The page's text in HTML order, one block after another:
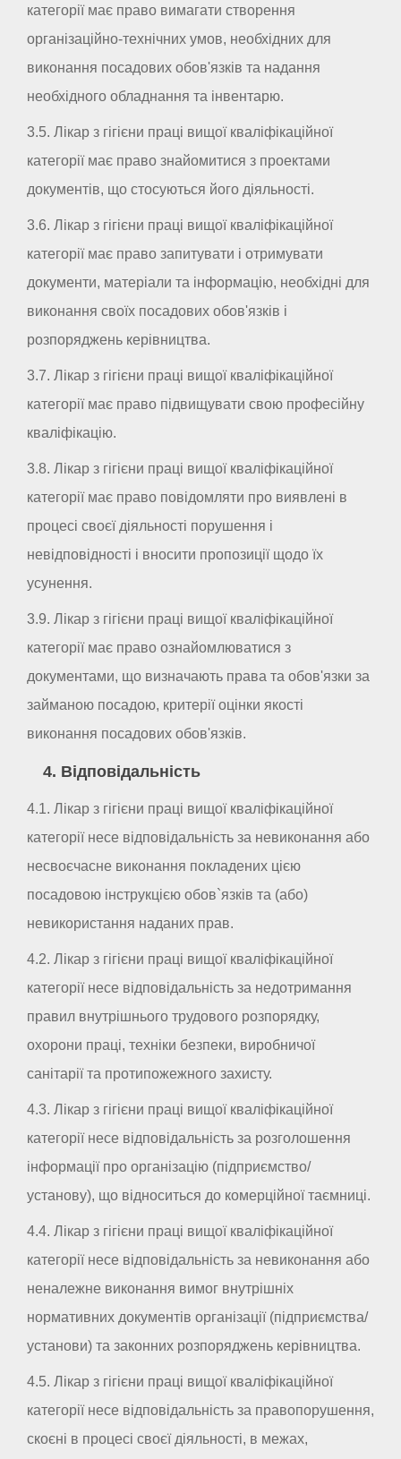
категорії має право вимагати створення
організаційно-технічних умов, необхідних для
виконання посадових обов'язків та надання
необхідного обладнання та інвентарю.
3.5. Лікар з гігієни праці вищої кваліфікаційної
категорії має право знайомитися з проектами
документів, що стосуються його діяльності.
3.6. Лікар з гігієни праці вищої кваліфікаційної
категорії має право запитувати і отримувати
документи, матеріали та інформацію, необхідні для
виконання своїх посадових обов'язків і
розпоряджень керівництва.
3.7. Лікар з гігієни праці вищої кваліфікаційної
категорії має право підвищувати свою професійну
кваліфікацію.
3.8. Лікар з гігієни праці вищої кваліфікаційної
категорії має право повідомляти про виявлені в
процесі своєї діяльності порушення і
невідповідності і вносити пропозиції щодо їх
усунення.
3.9. Лікар з гігієни праці вищої кваліфікаційної
категорії має право ознайомлюватися з
документами, що визначають права та обов'язки за
займаною посадою, критерії оцінки якості
виконання посадових обов'язків.
4. Відповідальність
4.1. Лікар з гігієни праці вищої кваліфікаційної
категорії несе відповідальність за невиконання або
несвоєчасне виконання покладених цією
посадовою інструкцією обов`язків та (або)
невикористання наданих прав.
4.2. Лікар з гігієни праці вищої кваліфікаційної
категорії несе відповідальність за недотримання
правил внутрішнього трудового розпорядку,
охорони праці, техніки безпеки, виробничої
санітарії та протипожежного захисту.
4.3. Лікар з гігієни праці вищої кваліфікаційної
категорії несе відповідальність за розголошення
інформації про організацію (підприємство/
установу), що відноситься до комерційної таємниці.
4.4. Лікар з гігієни праці вищої кваліфікаційної
категорії несе відповідальність за невиконання або
неналежне виконання вимог внутрішніх
нормативних документів організації (підприємства/
установи) та законних розпоряджень керівництва.
4.5. Лікар з гігієни праці вищої кваліфікаційної
категорії несе відповідальність за правопорушення,
скоєні в процесі своєї діяльності, в межах,